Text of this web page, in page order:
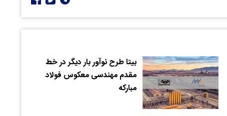
بیتا طرح نوآور بار دیگر در خط
مقدم مهندسی معکوس فولاد
مبارکه